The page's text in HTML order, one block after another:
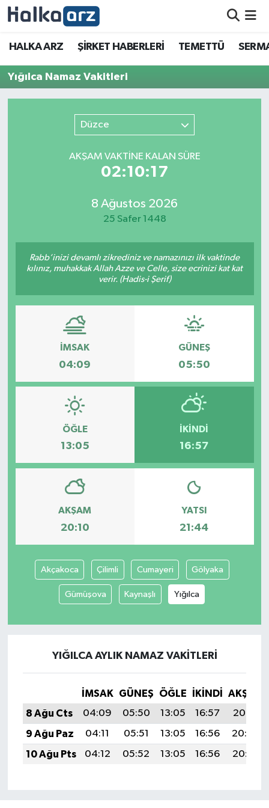
HALKA ARZ ŞİRKET HABERLERİ TEMETTÜ
Yığılca Namaz Vakitleri
Düzce
AKŞAM VAKTİNE KALAN SÜRE
02:10:17
8 Ağustos 2026
25 Safer 1448
Rabb’inizi devamlı zikrediniz ve namazınızı ilk vaktinde
kılınız, muhakkak Allah Azze ve Celle, size ecrinizi kat kat
verir. (Hadis-i Şerif)
İMSAK
04:09
GÜNEŞ
05:50
ÖĞLE
13:05
İKINDI
16:57
AKŞAM
20:10
YATSI
21:44
Akçakoca Çilimli Cumayeri Gölyaka
Gümüşova Kaynaşlı Yığılca
YIĞILCA AYLIK NAMAZ VAKITLERI
İMSAK GÜNEŞ ÖĞLE İKINDI
AKŞAM
8 Ağu Cts
04:09 05:50 13:05 16:57
20:10
9 Ağu Paz
04:11 05:51 13:05 16:56
20:09
10 Ağu Pts
04:12 05:52 13:05 16:56 20:08
HALKA ARZ
SERMAYE ARTIRIMI
TEMETTÜ